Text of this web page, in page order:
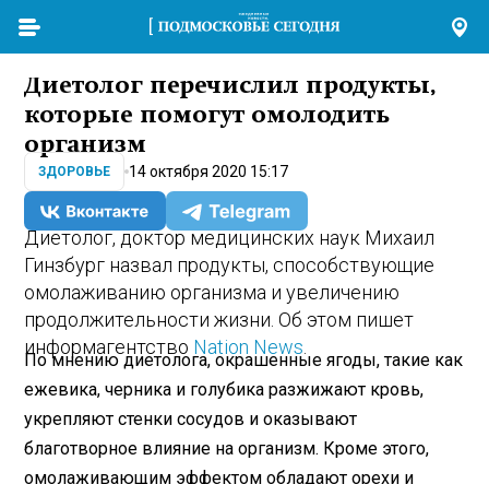
Диетолог перечислил продукты,
которые помогут омолодить
организм
ЗДОРОВЬЕ 14 октября 2020 15:17
Диетолог, доктор медицинских наук Михаил
Гинзбург назвал продукты, способствующие
омолаживанию организма и увеличению
продолжительности жизни. Об этом пишет
информагентство Nation News
По мнению диетолога, окрашенные ягоды, такие как
ежевика, черника и голубика разжижают кровь,
укрепляют стенки сосудов и оказывают
благотворное влияние на организм. Кроме этого,
омолаживающим эффектом обладают орехи и